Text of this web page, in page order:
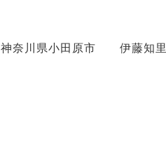
神奈川県小田原市 伊藤知里